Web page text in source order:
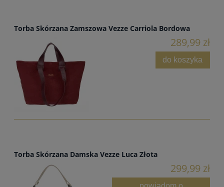
Torba Skórzana Zamszowa Vezze Carriola Bordowa
289,99 zł
do koszyka
Torba Skórzana Damska Vezze Luca Złota
299,99 zł